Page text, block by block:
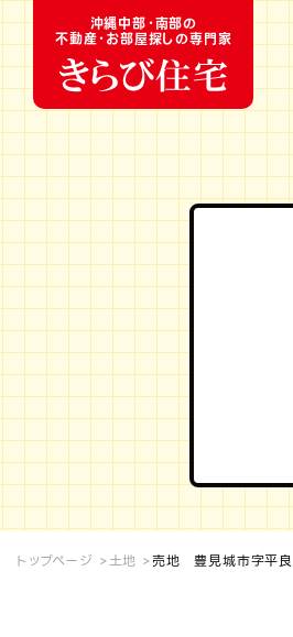
沖縄中部・南部の
不動産・お部屋探しの専門家
トップページ 土地 売地 豊見城市字平良